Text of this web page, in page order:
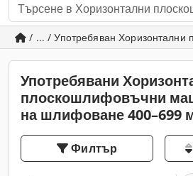
/ ... / Употребяван
Употребявани
плоскошлифовъчни
на шлифоване 400–699
Филтър